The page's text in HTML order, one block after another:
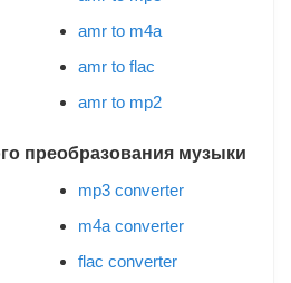
amr to m4a
amr to flac
amr to mp2
преобразования музыки
mp3 converter
m4a converter
flac converter